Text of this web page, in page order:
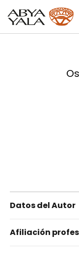
Datos del Autor
Afiliación